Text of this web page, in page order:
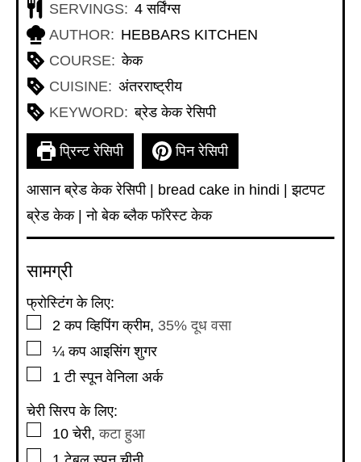
SERVINGS: 4 सर्विंग्स
AUTHOR: HEBBARS KITCHEN
COURSE: केक
CUISINE: अंतरराष्ट्रीय
KEYWORD: ब्रेड केक रेसिपी
प्रिन्ट रेसिपी पिन रेसिपी
आसान ब्रेड केक रेसिपी | bread cake in hindi | झटपट
ब्रेड केक | नो बेक ब्लैक फॉरेस्ट केक
सामग्री
फ्रोस्टिंग के लिए:
▢
2 कप व्हिपिंग क्रीम, 35% दूध वसा
▢
¼ कप आइसिंग शुगर
▢
1 टी स्पून वेनिला अर्क
चेरी सिरप के लिए:
▢
10 चेरी,कटा हुआ
▢